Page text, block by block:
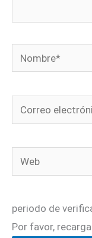
Nombre*
Correo
electrónico*
Web
periodo de
Por favor, recarga